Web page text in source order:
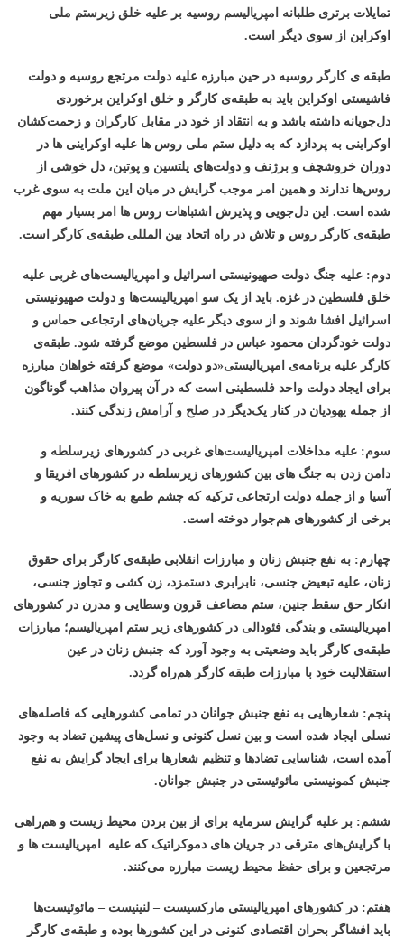
تمایلات برتری طلبانه امپریالیسم روسیه بر علیه خلق زیرستم ملی
اوکراین از سوی دیگر است.
طبقه ی کارگر روسیه در حین مبارزه علیه دولت مرتجع روسیه و دولت
فاشیستی اوکراین باید به طبقه‌ی کارگر و خلق اوکراین برخوردی
دل‌جویانه داشته باشد و به انتقاد از خود در مقابل کارگران و زحمت‌کشان
اوکراینی به پردازد که به دلیل ستم ملی روس ها علیه اوکراینی ها در
دوران خروشچف و برژنف و دولت‌های یلتسین و پوتین، دل خوشی از
روس‌ها ندارند و همین امر موجب گرایش در میان این ملت به سوی غرب
شده است. این دل‌جویی و پذیرش اشتباهات روس ها امر بسیار مهم
طبقه‌ی کارگر روس و تلاش در راه اتحاد بین المللی طبقه‌ی کارگر است.
دوم: علیه جنگ دولت صهیونیستی اسرائیل و امپریالیست‌های غربی علیه
خلق فلسطین در غزه. باید از یک سو امپریالیست‌ها و دولت صهیونیستی
اسرائیل افشا شوند و از سوی دیگر علیه جریان‌های ارتجاعی حماس و
دولت خودگردان محمود عباس در فلسطین موضع گرفته شود. طبقه‌ی
کارگر علیه برنامه‌ی امپریالیستی«دو دولت» موضع گرفته خواهان مبارزه
برای ایجاد دولت واحد فلسطینی است که در آن پیروان مذاهب گوناگون
از جمله یهودیان در کنار یک‌دیگر در صلح و آرامش زندگی کنند.
سوم: علیه مداخلات امپریالیست‌های غربی در کشورهای زیرسلطه و
دامن زدن به جنگ های بین کشورهای زیرسلطه در کشورهای افریقا و
آسیا و از جمله دولت ارتجاعی ترکیه که چشم طمع به خاک سوریه و
برخی از کشورهای هم‌جوار دوخته است.
چهارم: به نفع جنبش زنان و مبارزات انقلابی طبقه‌ی کارگر برای حقوق
زنان، علیه تبعیض جنسی، نابرابری دستمزد، زن کشی و تجاوز جنسی،
انکار حق سقط جنین، ستم مضاعف قرون وسطایی و مدرن در کشورهای
امپریالیستی و بندگی فئودالی در کشورهای زیر ستم امپریالیسم؛ مبارزات
طبقه‌ی کارگر باید وضعیتی به وجود آورد که جنبش زنان در عین
استقلالیت خود با مبارزات طبقه کارگر هم‌راه گردد.
پنجم: شعارهایی به نفع جنبش جوانان در تمامی کشورهایی که فاصله‌های
نسلی ایجاد شده است و بین نسل کنونی و نسل‌های پیشین تضاد به وجود
آمده است، شناسایی تضادها و تنظیم شعارها برای ایجاد گرایش به نفع
جنبش کمونیستی مائوئیستی در جنبش جوانان.
ششم: بر علیه گرایش سرمایه برای از بین بردن محیط زیست و هم‌راهی
با گرایش‌های مترقی در جریان های دموکراتیک که علیه امپریالیست ها و
مرتجعین و برای حفظ محیط زیست مبارزه می‌کنند.
هفتم: در کشورهای امپریالیستی مارکسیست – لنینیست – مائوئیست‌ها
باید افشاگر بحران اقتصادی کنونی در این کشورها بوده و طبقه‌ی کارگر